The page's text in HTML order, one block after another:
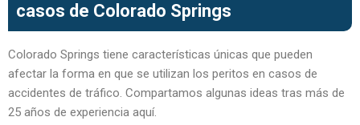
casos de Colorado Springs
Colorado Springs tiene características únicas que pueden
afectar la forma en que se utilizan los peritos en casos de
accidentes de tráfico. Compartamos algunas ideas tras más de
25 años de experiencia aquí.